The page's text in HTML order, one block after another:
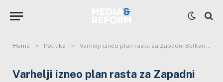
Home » Politika » Varhelji izneo plan rasta za Zapadni Balkan – prilika za ranu integraciju u EU
Varhelji izneo plan rasta za Zapadni